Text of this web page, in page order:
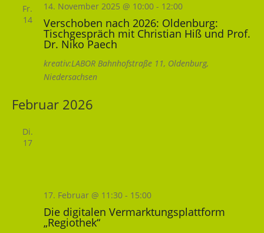
Fr.
14
Verschoben nach 2026: Oldenburg:
Tischgespräch mit Christian Hiß und Prof.
Dr. Niko Paech
14. November 2025 @ 10:00- 12:00
kreativ:LABOR Bahnhofstraße 11, Oldenburg,
Niedersachsen
Februar 2026
Di.
17
Die digitalen Vermarktungs­plattform
„Regiothek“
17. Februar @ 11:30- 15:00